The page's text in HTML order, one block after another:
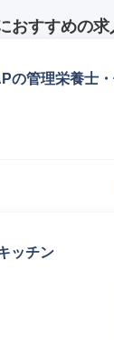
おすすめの求
の管理栄養士
ッチン